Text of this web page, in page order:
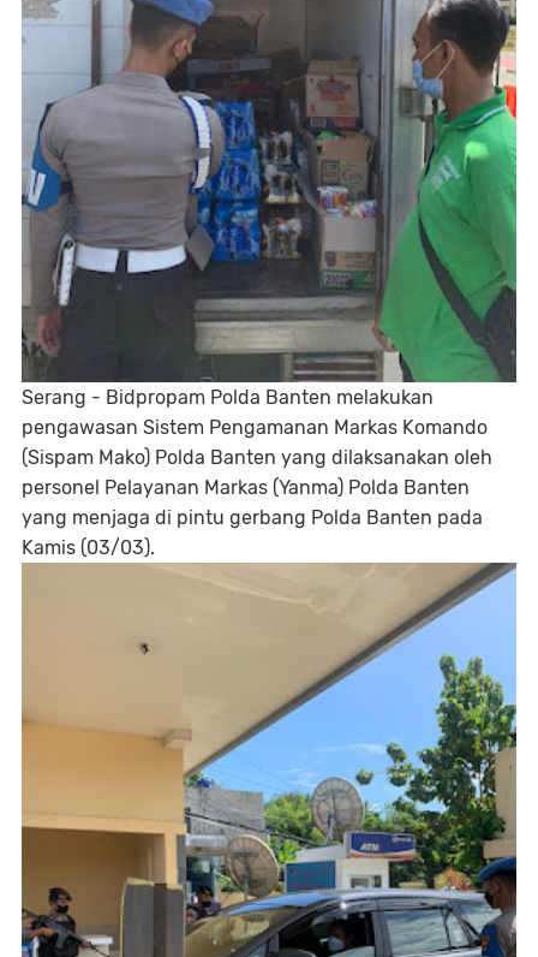
Serang - Bidpropam Polda Banten melakukan
pengawasan Sistem Pengamanan Markas Komando
(Sispam Mako) Polda Banten yang dilaksanakan oleh
personel Pelayanan Markas (Yanma) Polda Banten
yang menjaga di pintu gerbang Polda Banten pada
Kamis (03/03).